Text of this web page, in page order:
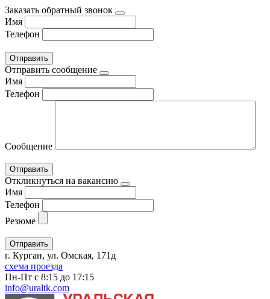
Заказать обратный звонок
Имя
Телефон
Отправить сообщение
Имя
Телефон
Сообщение
Откликнуться на вакансию
Имя
Телефон
Резюме
г. Курган, ул. Омская, 171д
схема проезда
Пн-Пт с 8:15 до 17:15
info@uraltk.com